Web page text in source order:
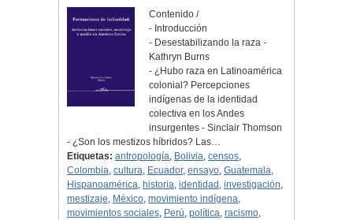
Contenido /
- Introducción
- Desestabilizando la raza -
Kathryn Burns
- ¿Hubo raza en Latinoamérica
colonial? Percepciones
indígenas de la identidad
colectiva en los Andes
insurgentes - Sinclair Thomson
- ¿Son los mestizos híbridos? Las…
Etiquetas: antropología, Bolivia, censos,
Colombia, cultura, Ecuador, ensayo, Guatemala,
Hispanoamérica, historia, identidad , investigación,
mestizaje, México, movimiento indígena,
movimientos sociales, Perú, política, racismo,